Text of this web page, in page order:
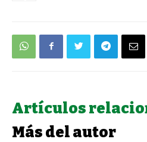
Artículos
Más del autor